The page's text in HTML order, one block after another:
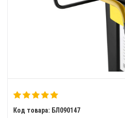
Код товара: БЛ090147